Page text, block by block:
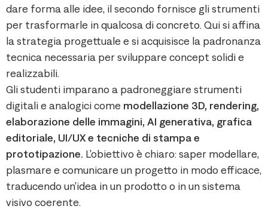
dare forma alle idee, il secondo fornisce gli strumenti
per trasformarle in qualcosa di concreto. Qui si affina
la strategia progettuale e si acquisisce la padronanza
tecnica necessaria per sviluppare concept solidi e
realizzabili.
Gli studenti imparano a padroneggiare strumenti
digitali e analogici come modellazione 3D, rendering,
elaborazione delle immagini, AI generativa, grafica
editoriale, UI/UX e tecniche di stampa e
prototipazione. L’obiettivo è chiaro: saper modellare,
plasmare e comunicare un progetto in modo efficace,
traducendo un’idea in un prodotto o in un sistema
visivo coerente.